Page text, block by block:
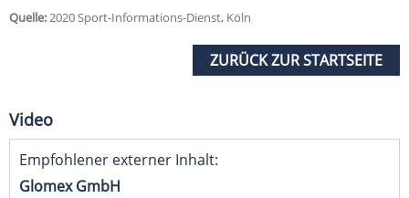
Quelle:2020 Sport-Informations-Dienst, Köln
ZURÜCK ZUR STARTSEITE
Video
Empfohlener externer Inhalt:
Glomex GmbH